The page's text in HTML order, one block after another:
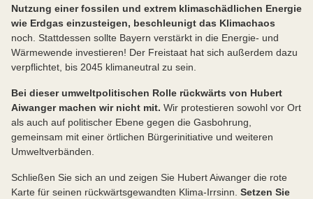
Nutzung einer fossilen und extrem klimaschädlichen Energie
wie Erdgas einzusteigen, beschleunigt das Klimachaos
noch. Stattdessen sollte Bayern verstärkt in die Energie- und
Wärmewende investieren! Der Freistaat hat sich außerdem dazu
verpflichtet, bis 2045 klimaneutral zu sein.
Bei dieser umweltpolitischen Rolle rückwärts von Hubert
Aiwanger machen wir nicht mit. Wir protestieren sowohl vor Ort
als auch auf politischer Ebene gegen die Gasbohrung,
gemeinsam mit einer örtlichen Bürgerinitiative und weiteren
Umweltverbänden.
Schließen Sie sich an und zeigen Sie Hubert Aiwanger die rote
Karte für seinen rückwärtsgewandten Klima-Irrsinn. Setzen Sie